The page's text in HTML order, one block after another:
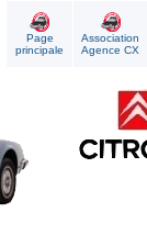
Page
principale
Association
Agence CX